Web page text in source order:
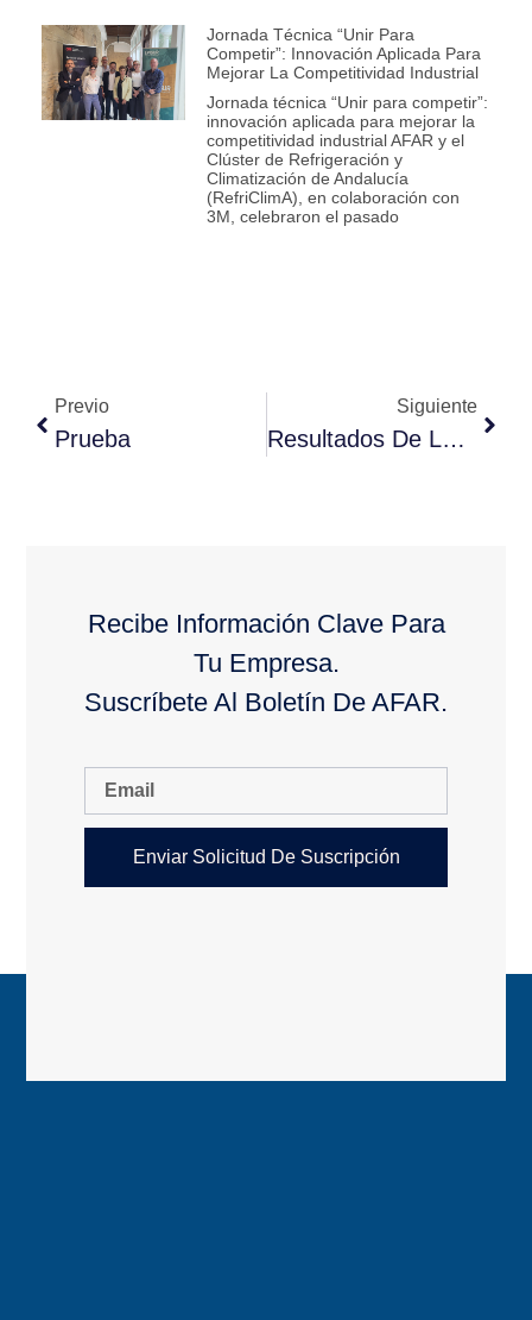
Jornada Técnica “Unir Para
Competir”: Innovación Aplicada Para
Mejorar La Competitividad Industrial
Jornada técnica “Unir para competir”:
innovación aplicada para mejorar la
competitividad industrial AFAR y el
Clúster de Refrigeración y
Climatización de Andalucía
(RefriClimA), en colaboración con
3M, celebraron el pasado
Previo
Prueba
Siguiente
Resultados De La Búsqueda
Recibe Información Clave Para
Tu Empresa.
Suscríbete Al Boletín De AFAR.
Enviar Solicitud De Suscripción